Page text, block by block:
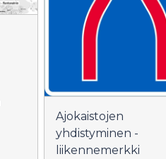
Ajokaistojen
yhdistyminen -
liikennemerkki